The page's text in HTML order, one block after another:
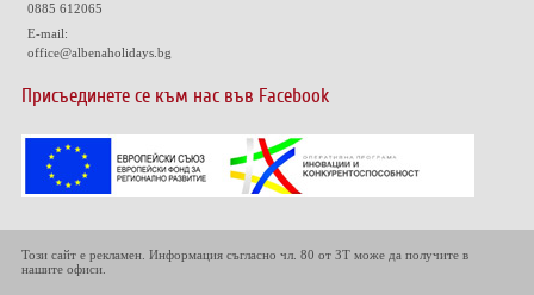
0885 612065
E-mail:
office@albenaholidays.bg
Присъединете се към нас във Facebook
Този сайт е рекламен. Информация съгласно чл. 80 от ЗТ може да получите в
нашите офиси.